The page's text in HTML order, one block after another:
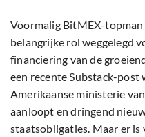
Voormalig BitMEX-
belangrijke rol weggelegd
financiering van de
een recenteSubstack-post
Amerikaanse ministerie
aanloopt en dringend
staatsobligaties. Maar er is